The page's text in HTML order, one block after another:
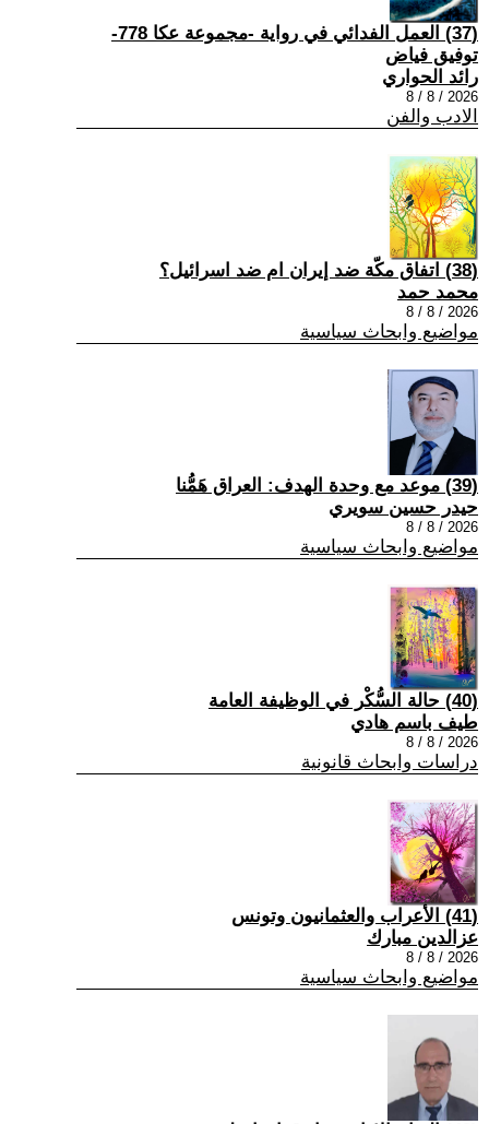
(37) العمل الفدائي في رواية -مجموعة عكا 778-
توفيق فياض
رائد الحواري
2026 / 8 / 8
الادب والفن
(38) اتفاق مكّة ضد إيران ام ضد اسرائيل؟
محمد حمد
2026 / 8 / 8
مواضيع وابحاث سياسية
(39) موعد مع وحدة الهدف: العراق هَمُّنا
حيدر حسين سويري
2026 / 8 / 8
مواضيع وابحاث سياسية
(40) حالة السُّكْر في الوظيفة العامة
طيف باسم هادي
2026 / 8 / 8
دراسات وابحاث قانونية
(41) الأعراب والعثمانيون وتونس
عزالدين مبارك
2026 / 8 / 8
مواضيع وابحاث سياسية